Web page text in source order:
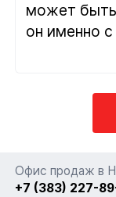
может быть
он именно
Офис продаж в
+7 (383) 227-